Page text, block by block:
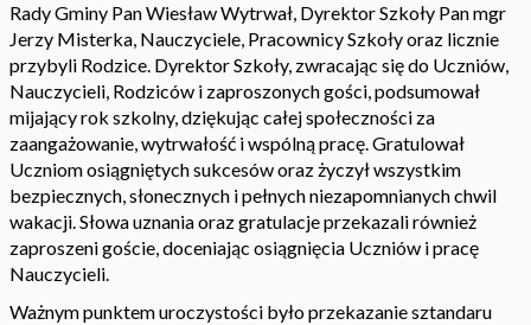
Rady Gminy Pan Wiesław Wytrwał, Dyrektor Szkoły Pan mgr
Jerzy Misterka, Nauczyciele, Pracownicy Szkoły oraz licznie
przybyli Rodzice. Dyrektor Szkoły, zwracając się do Uczniów,
Nauczycieli, Rodziców i zaproszonych gości, podsumował
mijający rok szkolny, dziękując całej społeczności za
zaangażowanie, wytrwałość i wspólną pracę. Gratulował
Uczniom osiągniętych sukcesów oraz życzył wszystkim
bezpiecznych, słonecznych i pełnych niezapomnianych chwil
wakacji. Słowa uznania oraz gratulacje przekazali również
zaproszeni goście, doceniając osiągnięcia Uczniów i pracę
Nauczycieli.
Ważnym punktem uroczystości było przekazanie sztandaru